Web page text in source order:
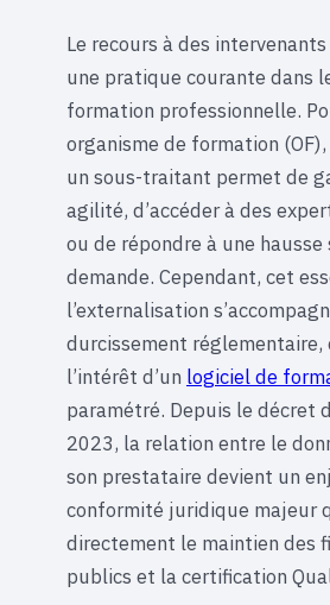
Le recours à des
une pratique courante dans
formation professionnelle.
organisme de formation
un sous-traitant permet de
agilité, d’accéder à des
ou de répondre à une
demande. Cependant, cet
l’externalisation
durcissement réglementaire,
l’intérêt d’un logiciel de
paramétré. Depuis le décret
2023, la relation entre le
son prestataire devient un
conformité juridique majeur
directement le maintien des
publics et la certification